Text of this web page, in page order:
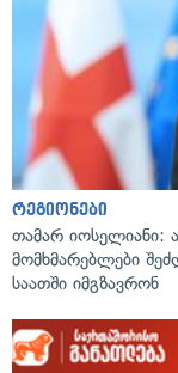
რეგიონები
თამარ იოსელიანი:
მომხმარებლები
საათში იმგზავრონ